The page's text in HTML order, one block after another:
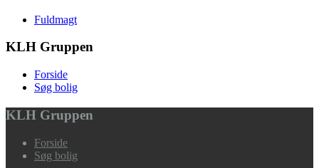
Fuldmagt
KLH Gruppen
Forside
Søg bolig
KLH Gruppen
Forside
Søg bolig